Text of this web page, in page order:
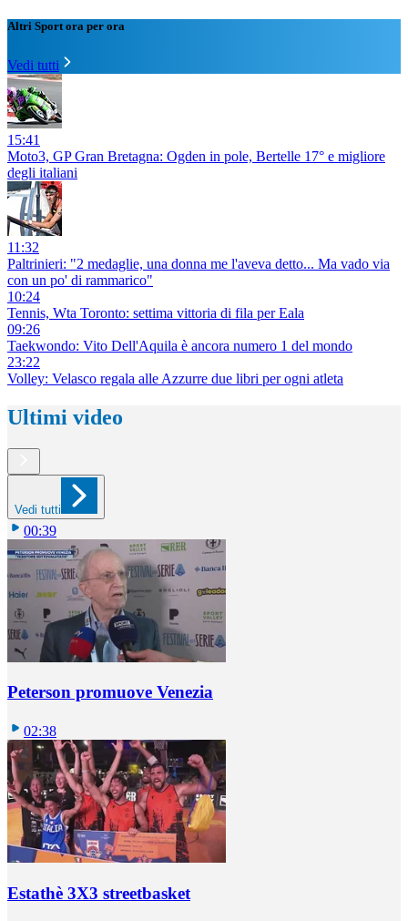
Altri Sport ora per ora
Vedi tutti
15:41
Moto3, GP Gran Bretagna: Ogden in pole, Bertelle 17° e migliore
degli italiani
11:32
Paltrinieri: "2 medaglie, una donna me l'aveva detto... Ma vado via
con un po' di rammarico"
10:24
Tennis, Wta Toronto: settima vittoria di fila per Eala
09:26
Taekwondo: Vito Dell'Aquila è ancora numero 1 del mondo
23:22
Volley: Velasco regala alle Azzurre due libri per ogni atleta
Ultimi video
Vedi tutti
00:39
Peterson promuove Venezia
02:38
Estathè 3X3 streetbasket